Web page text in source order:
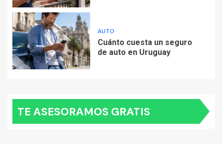
AUTO
Cuánto cuesta un seguro
de auto en Uruguay
TE ASESORAMOS GRATIS